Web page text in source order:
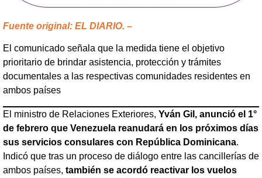
Fuente original: EL DIARIO. –
El comunicado señala que la medida tiene el objetivo
prioritario de brindar asistencia, protección y trámites
documentales a las respectivas comunidades residentes en
ambos países
El ministro de Relaciones Exteriores, Yván Gil, anunció el 1°
de febrero que Venezuela reanudará en los próximos días
sus servicios consulares con República Dominicana.
Indicó que tras un proceso de diálogo entre las cancillerías de
ambos países, también se acordó reactivar los vuelos